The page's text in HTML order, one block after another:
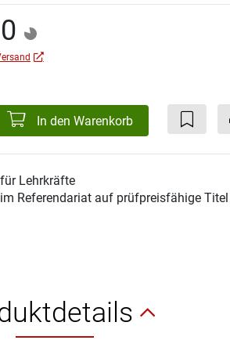
In den Warenkorb
Lehrkräfte
Referendariat auf prüfpreisfähige